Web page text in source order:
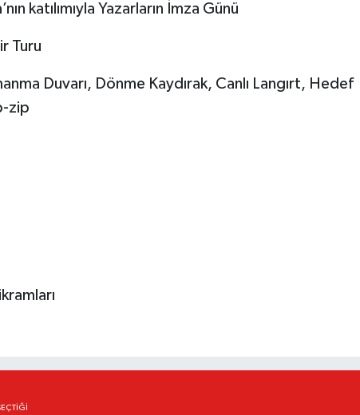
katılımıyla Yazarların İmza Günü
Turu
Duvarı, Dönme Kaydırak, Canlı Langırt, Hedef
zip